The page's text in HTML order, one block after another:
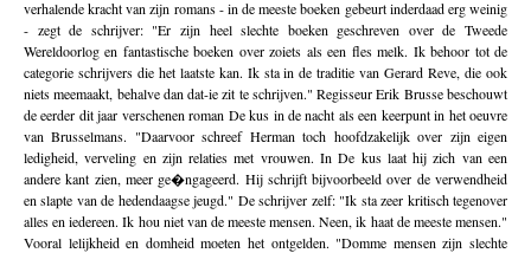
verhalende kracht van zijn romans - in de meeste boeken gebeurt inderdaad erg weinig
- zegt de schrijver: "Er zijn heel slechte boeken geschreven over de Tweede
Wereldoorlog en fantastische boeken over zoiets als een fles melk. Ik behoor tot de
categorie schrijvers die het laatste kan. Ik sta in de traditie van Gerard Reve, die ook
niets meemaakt, behalve dan dat-ie zit te schrijven." Regisseur Erik Brusse beschouwt
de eerder dit jaar verschenen roman De kus in de nacht als een keerpunt in het oeuvre
van Brusselmans. "Daarvoor schreef Herman toch hoofdzakelijk over zijn eigen
ledigheid, verveling en zijn relaties met vrouwen. In De kus laat hij zich van een
andere kant zien, meer ge�ngageerd. Hij schrijft bijvoorbeeld over de verwendheid
en slapte van de hedendaagse jeugd." De schrijver zelf: "Ik sta zeer kritisch tegenover
alles en iedereen. Ik hou niet van de meeste mensen. Neen, ik haat de meeste mensen."
Vooral lelijkheid en domheid moeten het ontgelden. "Domme mensen zijn slechte